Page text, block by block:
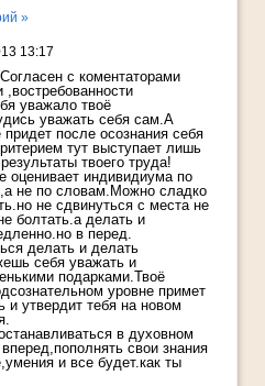
»
13:17
с коментаторами
,востребованности
уважало твоё
уважать себя сам.А
после осознания себя
тут выступает лишь
твоего труда!
оценивает индивидиума по
не по словам.Можно сладко
не сдвинуться с места не
болтать.а делать и
в перед.
делать и делать
себя уважать и
подарками.Твоё
уровне примет
и утвердит тебя на новом
в духовном
свои знания
и все будет.как ты